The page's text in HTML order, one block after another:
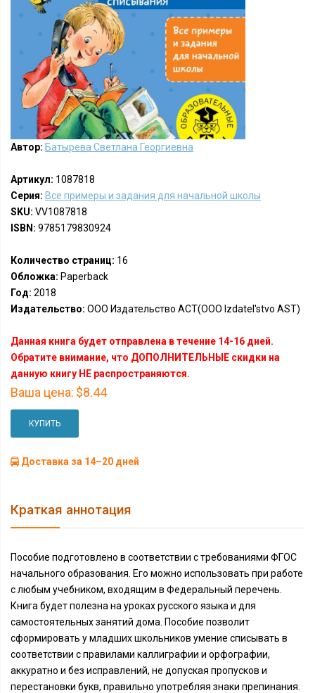
Автор: Батырева Светлана Георгиевна
Артикул: 1087818
Серия: Все примеры и задания для начальной школы
SKU: VV1087818
ISBN: 9785179830924
Количество страниц: 16
Обложка: Paperback
Год: 2018
Издательство: ООО Издательство АСТ(OOO Izdatel'stvo AST)
Данная книга будет отправлена в течение 14-16 дней.
Обратите внимание, что ДОПОЛНИТЕЛЬНЫЕ скидки на
данную книгу НЕ распространяются.
Ваша цена: $8.44
КУПИТЬ
Доставка за 14–20 дней
Краткая аннотация
Пособие подготовлено в соответствии с требованиями ФГОС
начального образования. Его можно использовать при работе
с любым учебником, входящим в Федеральный перечень.
Книга будет полезна на уроках русского языка и для
самостоятельных занятий дома. Пособие позволит
сформировать у младших школьников умение списывать в
соответствии с правилами каллиграфии и орфографии,
аккуратно и без исправлений, не допуская пропусков и
перестановки букв, правильно употребляя знаки препинания.